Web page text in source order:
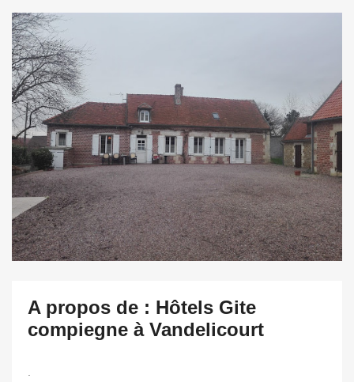
A propos de : Hôtels Gite
compiegne à Vandelicourt